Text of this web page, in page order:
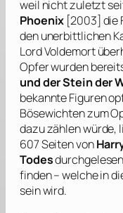
weil nicht zuletzt
Phoenix [2003] die
den unerbittlichen
Lord Voldemort
Opfer wurden
und der Stein der
bekannte Figuren
Bösewichten zum
dazu zählen würde,
607 Seiten von
Todes
finden – welche in
sein wird.